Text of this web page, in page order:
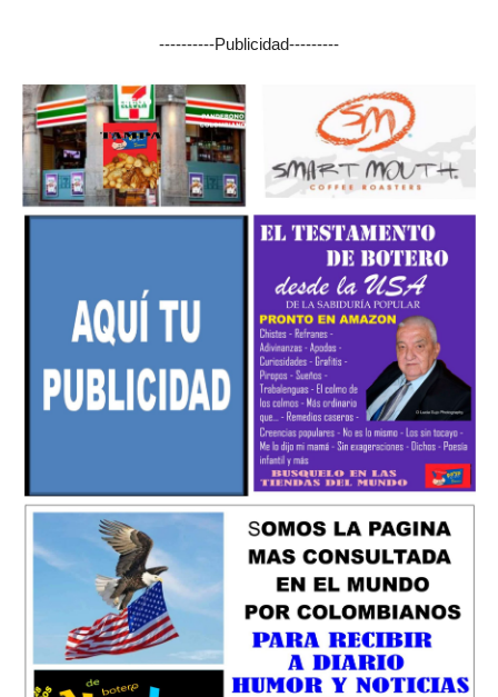
----------Publicidad---------